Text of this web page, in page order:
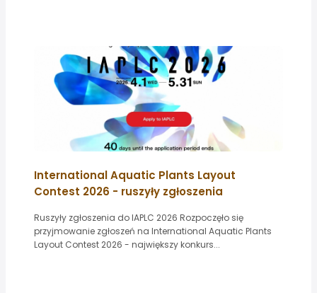
International Aquatic Plants Layout
Contest 2026 - ruszyły zgłoszenia
Ruszyły zgłoszenia do IAPLC 2026 Rozpoczęło się
przyjmowanie zgłoszeń na International Aquatic Plants
Layout Contest 2026 - największy konkurs...